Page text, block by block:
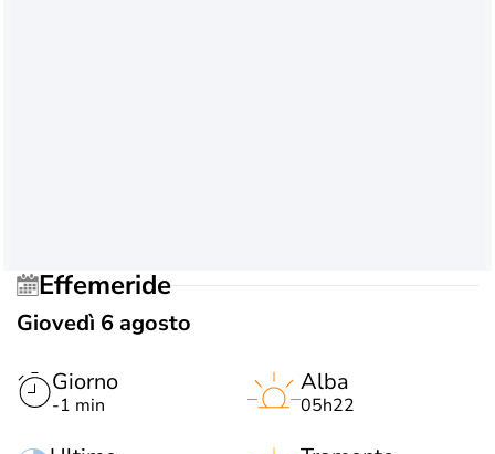
Effemeride
Giovedì 6 agosto
Giorno
-1 min
Alba
05h22